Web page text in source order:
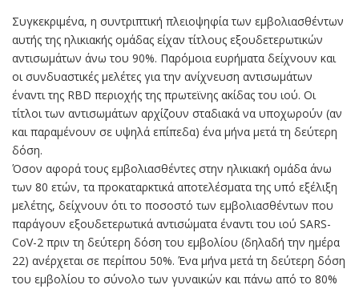
Συγκεκριμένα, η συντριπτική πλειοψηφία των εμβολιασθέντων
αυτής της ηλικιακής ομάδας είχαν τίτλους εξουδετερωτικών
αντισωμάτων άνω του 90%. Παρόμοια ευρήματα δείχνουν και
οι συνδυαστικές μελέτες για την ανίχνευση αντισωμάτων
έναντι της RBD περιοχής της πρωτεϊνης ακίδας του ιού. Οι
τίτλοι των αντισωμάτων αρχίζουν σταδιακά να υποχωρούν (αν
και παραμένουν σε υψηλά επίπεδα) ένα μήνα μετά τη δεύτερη
δόση.
Όσον αφορά τους εμβολιασθέντες στην ηλικιακή ομάδα άνω
των 80 ετών, τα προκαταρκτικά αποτελέσματα της υπό εξέλιξη
μελέτης, δείχνουν ότι το ποσοστό των εμβολιασθέντων που
παράγουν εξουδετερωτικά αντισώματα έναντι του ιού SARS-
CoV-2 πριν τη δεύτερη δόση του εμβολίου (δηλαδή την ημέρα
22) ανέρχεται σε περίπου 50%. Ένα μήνα μετά τη δεύτερη δόση
του εμβολίου το σύνολο των γυναικών και πάνω από το 80%